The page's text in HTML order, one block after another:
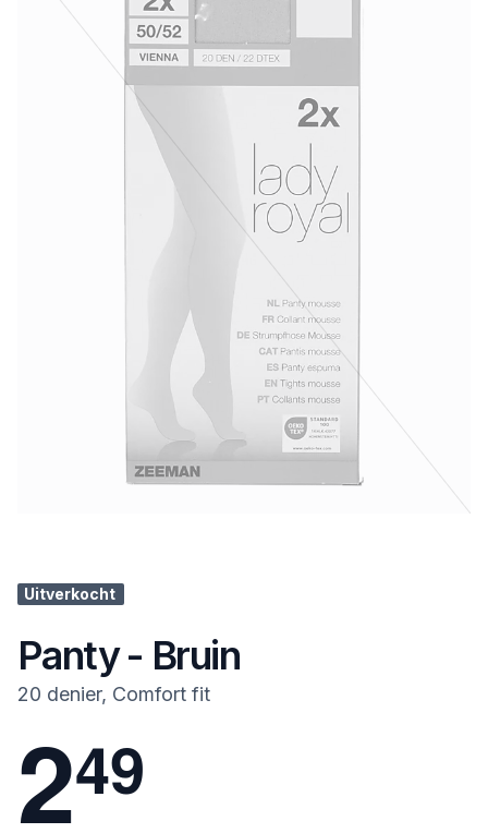
Uitverkocht
Panty - Bruin
20 denier, Comfort fit
249